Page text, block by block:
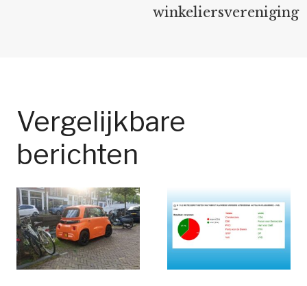
winkeliersvereniging
Vergelijkbare
berichten